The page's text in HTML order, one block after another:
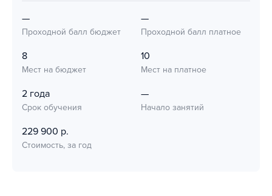
—
Проходной балл бюджет
—
Проходной балл платное
8
Мест на бюджет
10
Мест на платное
2 года
Срок обучения
—
Начало занятий
229 900 р.
Стоимость, за год